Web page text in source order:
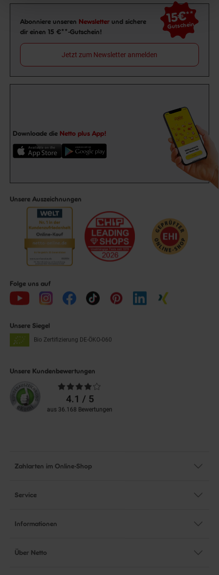
Newsletter Anmeldung
Abonniere unseren Newsletter und sichere
dir einen 15 €**-Gutschein!
15€**
Gutschein
Jetzt zum Newsletter anmelden
Downloade die Netto plus App!
Unsere Auszeichnungen
Folge uns auf
Unsere Siegel
Bio Zertifizierung DE-ÖKO-060
Unsere Kundenbewertungen
Durchschnittliche
Bewertungen4.1 / 5
aus 36.168 Bewertungen
Zahlarten im Online-Shop
Service
Informationen
Über Netto